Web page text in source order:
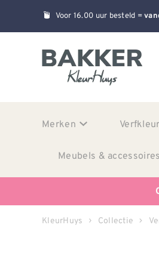
Voor 16.00 uur besteld =
Merken
Meubels & accessoires
KleurHuys Collectie